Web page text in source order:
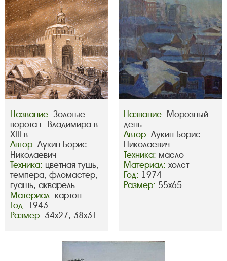
Название: Золотые
ворота г. Владимира в
XIII в.
Автор: Лукин Борис
Николаевич
Техника: цветная тушь,
темпера, фломастер,
гуашь, акварель
Материал: картон
Год: 1943
Размер: 34х27; 38х31
Название: Морозный
день.
Автор: Лукин Борис
Николаевич
Техника: масло
Материал: холст
Год: 1974
Размер: 55х65